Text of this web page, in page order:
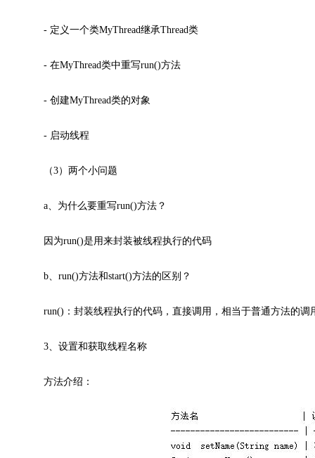
- 定义一个类MyThread继承Thread类
- 在MyThread类中重写run()方法
- 创建MyThread类的对象
- 启动线程
（3）两个小问题
a、为什么要重写run()方法？
因为run()是用来封装被线程执行的代码
b、run()方法和start()方法的区别？
run()：封装线程执行的代码，直接调用，相当于普通方法的调
3、设置和获取线程名称
方法介绍：